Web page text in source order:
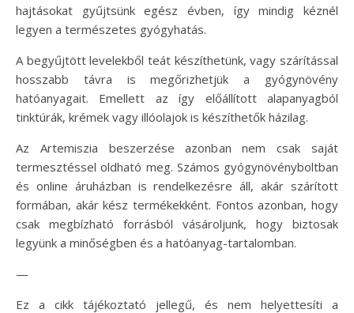
hajtásokat gyűjtsünk egész évben, így mindig kéznél
legyen a természetes gyógyhatás.
A begyűjtött levelekből teát készíthetünk, vagy szárítással
hosszabb távra is megőrizhetjük a gyógynövény
hatóanyagait. Emellett az így előállított alapanyagból
tinktúrák, krémek vagy illóolajok is készíthetők házilag.
Az Artemiszia beszerzése azonban nem csak saját
termesztéssel oldható meg. Számos gyógynövényboltban
és online áruházban is rendelkezésre áll, akár szárított
formában, akár kész termékekként. Fontos azonban, hogy
csak megbízható forrásból vásároljunk, hogy biztosak
legyünk a minőségben és a hatóanyag-tartalomban.
—
Ez a cikk tájékoztató jellegű, és nem helyettesíti a